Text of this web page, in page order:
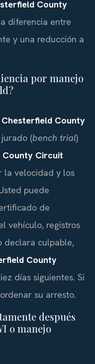
County
diferencia entre
y una reducción a
por manejo
Chesterfield County
jurado (bench trial)
Circuit
la velocidad y los
puede
de
vehículo, registros
declara culpable,
County
días siguientes. Si
su arresto.
después
o manejo